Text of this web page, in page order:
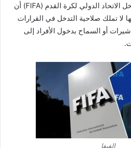
من جانبها، أكدت مصادر داخل الاتحاد الدولي لكرة القدم (FIFA) أن
لا تملك صلاحية التدخل في القرارات
أو السماح بدخول الأفراد إلى
الفيفا